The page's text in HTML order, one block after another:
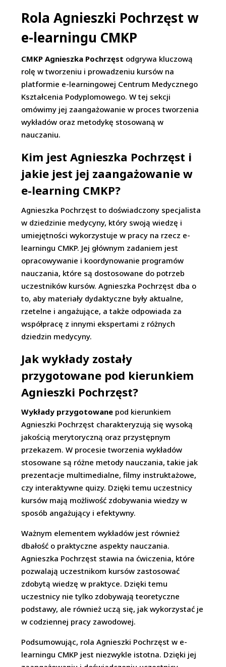
Rola Agnieszki Pochrzęst w
e-learningu CMKP
CMKP Agnieszka Pochrzęst odgrywa kluczową
rolę w tworzeniu i prowadzeniu kursów na
platformie e-learningowej Centrum Medycznego
Kształcenia Podyplomowego. W tej sekcji
omówimy jej zaangażowanie w proces tworzenia
wykładów oraz metodykę stosowaną w
nauczaniu.
Kim jest Agnieszka Pochrzęst i
jakie jest jej zaangażowanie w
e-learning CMKP?
Agnieszka Pochrzęst to doświadczony specjalista
w dziedzinie medycyny, który swoją wiedzę i
umiejętności wykorzystuje w pracy na rzecz e-
learningu CMKP. Jej głównym zadaniem jest
opracowywanie i koordynowanie programów
nauczania, które są dostosowane do potrzeb
uczestników kursów. Agnieszka Pochrzęst dba o
to, aby materiały dydaktyczne były aktualne,
rzetelne i angażujące, a także odpowiada za
współpracę z innymi ekspertami z różnych
dziedzin medycyny.
Jak wykłady zostały
przygotowane pod kierunkiem
Agnieszki Pochrzęst?
Wykłady przygotowane pod kierunkiem
Agnieszki Pochrzęst charakteryzują się wysoką
jakością merytoryczną oraz przystępnym
przekazem. W procesie tworzenia wykładów
stosowane są różne metody nauczania, takie jak
prezentacje multimedialne, filmy instruktażowe,
czy interaktywne quizy. Dzięki temu uczestnicy
kursów mają możliwość zdobywania wiedzy w
sposób angażujący i efektywny.
Ważnym elementem wykładów jest również
dbałość o praktyczne aspekty nauczania.
Agnieszka Pochrzęst stawia na ćwiczenia, które
pozwalają uczestnikom kursów zastosować
zdobytą wiedzę w praktyce. Dzięki temu
uczestnicy nie tylko zdobywają teoretyczne
podstawy, ale również uczą się, jak wykorzystać je
w codziennej pracy zawodowej.
Podsumowując, rola Agnieszki Pochrzęst w e-
learningu CMKP jest niezwykle istotna. Dzięki jej